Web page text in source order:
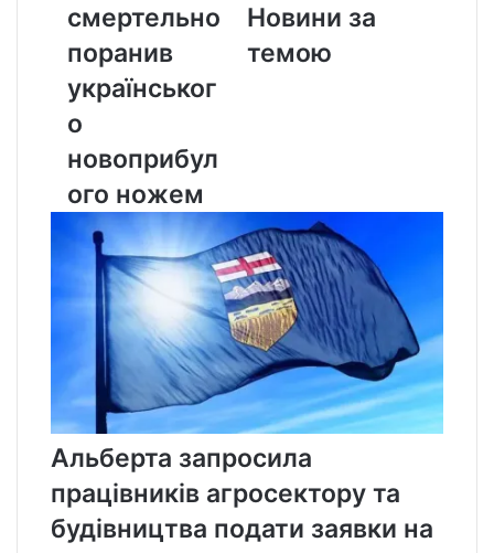
українського
новоприбулого
смертельно
поранив
українськог
о
новоприбул
ого ножем
Новини за
темою
Альберта запросила
працівників агросектору та
будівництва подати заявки на